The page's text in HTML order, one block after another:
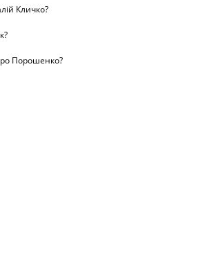
Кличко?
Порошенко?